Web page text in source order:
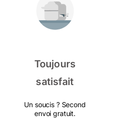
Toujours
satisfait
Un soucis ? Second
envoi gratuit.